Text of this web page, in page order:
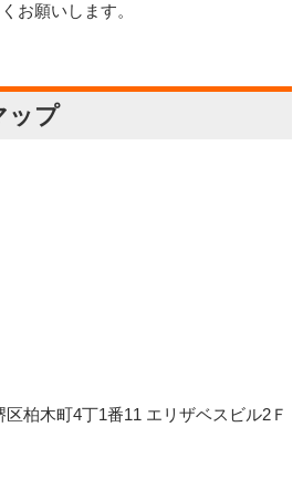
お願いします。
ップ
柏木町4丁1番11 エリザベスビル2Ｆ